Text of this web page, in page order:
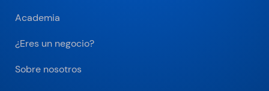
Academia
¿Eres un negocio?
Sobre nosotros